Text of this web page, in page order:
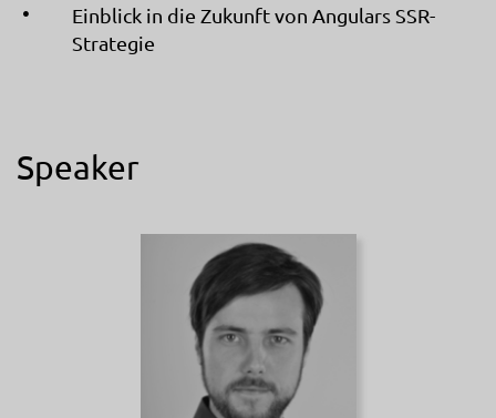
Einblick in die Zukunft von Angulars SSR-
Strategie
Speaker